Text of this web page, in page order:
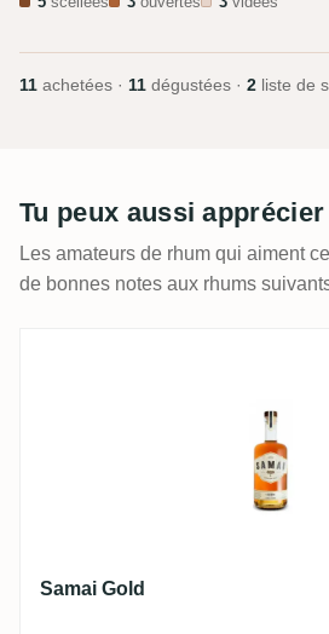
11 achetées · 11 dégustées · 2 liste de
Tu peux aussi apprécier
Les amateurs de rhum qui aiment
de bonnes notes aux rhums
Samai Gold